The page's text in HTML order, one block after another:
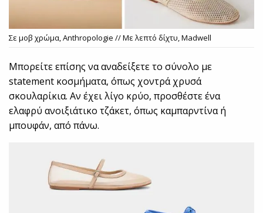
Σε μοβ χρώμα, Anthropologie // Με λεπτό δίχτυ, Madwell
Μπορείτε επίσης να αναδείξετε το σύνολο με
statement κοσμήματα, όπως χοντρά χρυσά
σκουλαρίκια. Αν έχει λίγο κρύο, προσθέστε ένα
ελαφρύ ανοιξιάτικο τζάκετ, όπως καμπαρντίνα ή
μπουφάν, από πάνω.